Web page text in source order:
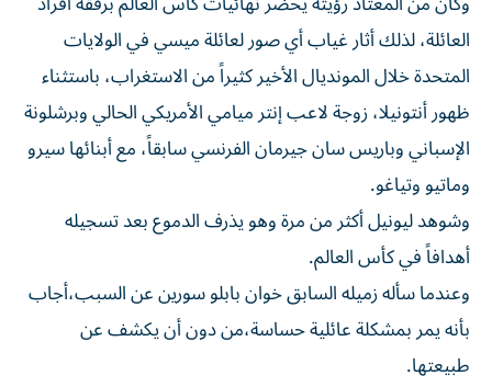
العائلة، لذلك أثار غياب أي صور لعائلة ميسي في الولايات
المتحدة خلال المونديال الأخير كثيراً من الاستغراب، باستثناء
ظهور أنتونيلا، زوجة لاعب إنتر ميامي الأمريكي الحالي وبرشلونة
الإسباني وباريس سان جيرمان الفرنسي سابقاً، مع أبنائها سيرو
وماتيو وتياغو.
وشوهد ليونيل أكثر من مرة وهو يذرف الدموع بعد تسجيله
أهدافاً في كأس العالم.
وعندما سأله زميله السابق خوان بابلو سورين عن السبب،أجاب
بأنه يمر بمشكلة عائلية حساسة،من دون أن يكشف عن
طبيعتها.